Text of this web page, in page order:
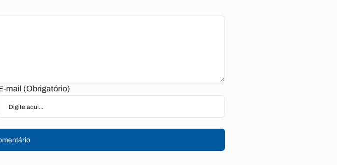
mail (Obrigatório)